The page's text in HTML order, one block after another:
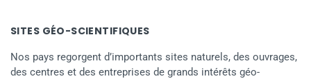
SITES GÉO-SCIENTIFIQUES
Nos pays regorgent d’importants sites naturels, des ouvrages,
des centres et des entreprises de grands intérêts géo-